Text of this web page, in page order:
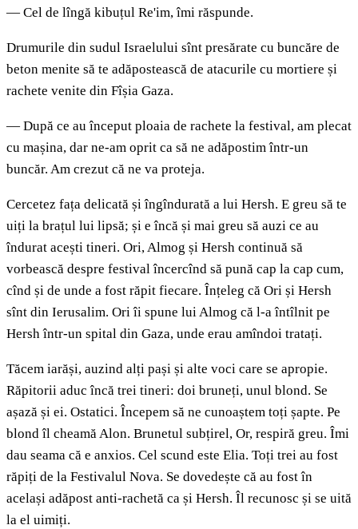
— Cel de lîngă kibuțul Re'im, îmi răspunde.
Drumurile din sudul Israelului sînt presărate cu buncăre de
beton menite să te adăpostească de atacurile cu mortiere și
rachete venite din Fîșia Gaza.
— După ce au început ploaia de rachete la festival, am plecat
cu mașina, dar ne-am oprit ca să ne adăpostim într-un
buncăr. Am crezut că ne va proteja.
Cercetez fața delicată și îngîndurată a lui Hersh. E greu să te
uiți la brațul lui lipsă; și e încă și mai greu să auzi ce au
îndurat acești tineri. Ori, Almog și Hersh continuă să
vorbească despre festival încercînd să pună cap la cap cum,
cînd și de unde a fost răpit fiecare. Înțeleg că Ori și Hersh
sînt din Ierusalim. Ori îi spune lui Almog că l-a întîlnit pe
Hersh într-un spital din Gaza, unde erau amîndoi tratați.
Tăcem iarăși, auzind alți pași și alte voci care se apropie.
Răpitorii aduc încă trei tineri: doi bruneți, unul blond. Se
așază și ei. Ostatici. Începem să ne cunoaștem toți șapte. Pe
blond îl cheamă Alon. Brunetul subțirel, Or, respiră greu. Îmi
dau seama că e anxios. Cel scund este Elia. Toți trei au fost
răpiți de la Festivalul Nova. Se dovedește că au fost în
același adăpost anti-rachetă ca și Hersh. Îl recunosc și se uită
la el uimiți.